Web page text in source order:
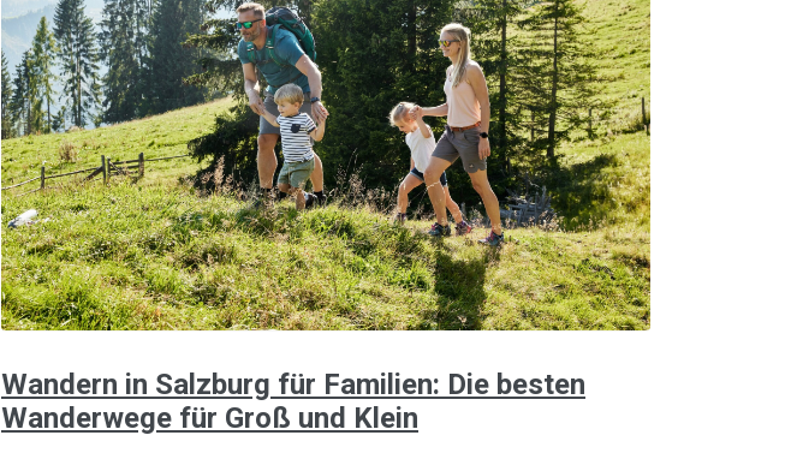
Wandern in Salzburg für Familien: Die besten
Wanderwege für Groß und Klein